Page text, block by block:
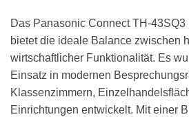
Das Panasonic Connect TH-
bietet die ideale Balance zwischen
wirtschaftlicher Funktionalität. Es
Einsatz in modernen
Klassenzimmern,
Einrichtungen entwickelt. Mit einer